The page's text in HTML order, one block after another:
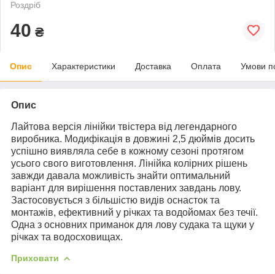
Роздріб
40 ₴
Опис Характеристики Доставка Оплата Умови
Опис
Лайтова версія лінійки твістера від легендарного
виробника. Модифікація в довжині 2,5 дюймів досить
успішно виявляла себе в кожному сезоні протягом
усього свого виготовлення. Лінійка колірних рішень
завжди давала можливість знайти оптимальний
варіант для вирішення поставлених завдань лову.
Застосовується з більшістю видів оснасток та
монтажів, ефективний у річках та водойомах без течії.
Одна з основних приманок для лову судака та щуки у
річках та водосховищах.
Приховати